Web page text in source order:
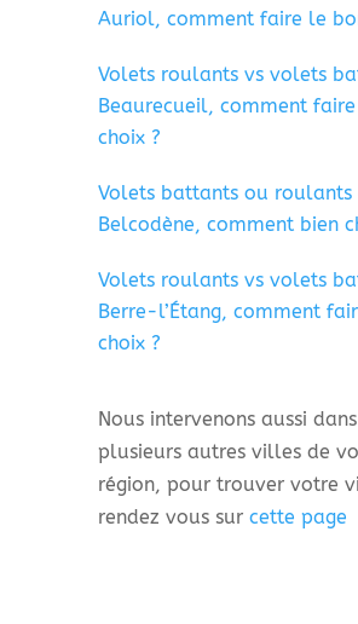
Auriol, comment faire le
Volets roulants vs volets
Beaurecueil, comment
choix ?
Volets battants ou roulants
Belcodène, comment bien
Volets roulants vs volets
Berre-l’Étang, comment
choix ?
Nous intervenons aussi dans
plusieurs autres villes de
région, pour trouver votre
rendez vous sur cette page